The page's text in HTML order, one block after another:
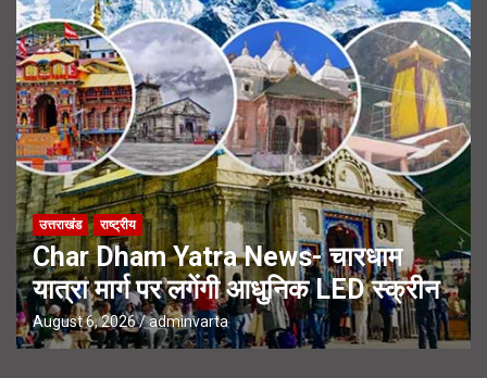
उत्तराखंड राष्ट्रीय
Char Dham Yatra News- चारधाम
यात्रा मार्ग पर लगेंगी आधुनिक LED स्क्रीन
August 6, 2026 adminvarta